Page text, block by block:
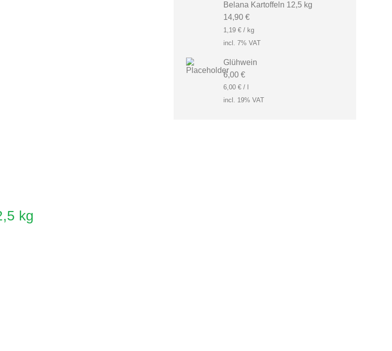
kg
Belana Kartoffeln 12,5 kg
14,90€
1,19€ / kg
incl. 7% VAT
Glühwein
6,00€
6,00€ /
incl. 19% VAT